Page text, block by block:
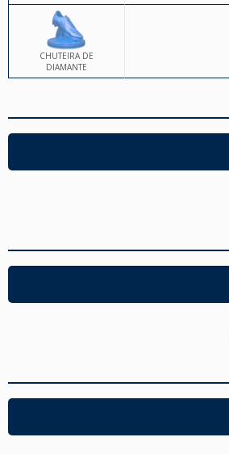
CHUTEIRA DE
DIAMANTE